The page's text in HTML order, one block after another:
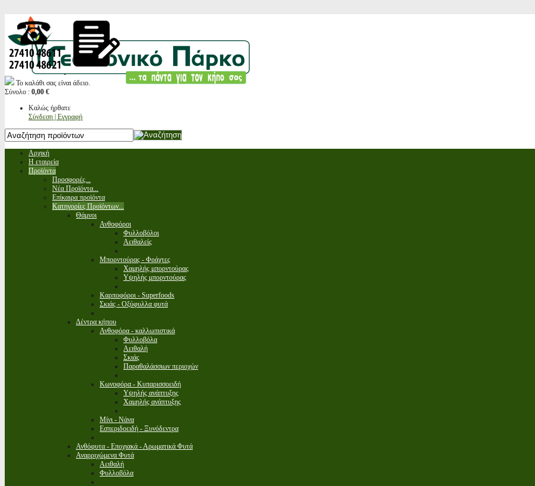
Το καλάθι σας είναι άδειο.
Σύνολο : 0,00 €
Καλώς ήρθατε
Σύνδεση | Εγγραφή
Αρχική
Η εταιρεία
Προϊόντα
Προσφορές...
Νέα Προϊόντα...
Επίκαιρα προϊόντα
Κατηγορίες Προϊόντων...
Θάμνοι
Ανθοφόροι
Φυλλοβόλοι
Αειθαλείς
Μπορντούρας - Φράχτες
Χαμηλής μπορντούρας
Υψηλής μπορντούρας
Καρποφόροι - Superfoods
Σκιάς - Οξύφυλλα φυτά
Δέντρα κήπου
Ανθοφόρα - καλλωπιστικά
Φυλλοβόλα
Αειθαλή
Σκιάς
Παραθαλάσσιων περιοχών
Κωνοφόρα - Κυπαρισσοειδή
Υψηλής ανάπτυξης
Χαμηλής ανάπτυξης
Μίνι - Νάνα
Εσπεριδοειδή - Ξυνόδεντρα
Ανθόφυτα - Εποχιακά - Αρωματικά Φυτά
Αναρριχώμενα Φυτά
Αειθαλή
Φυλλοβόλα